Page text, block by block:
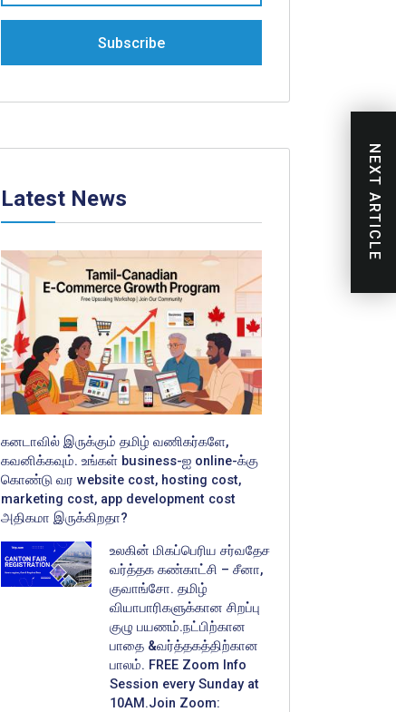
NEXT ARTICLE
Subscribe
Latest News
கனடாவில் இருக்கும் தமிழ் வணிகர்களே,
கவனிக்கவும். உங்கள் business-ஐ online-க்கு
கொண்டு வர website cost, hosting cost,
marketing cost, app development cost
அதிகமா இருக்கிறதா?
உலகின் மிகப்பெரிய சர்வதேச
வர்த்தக கண்காட்சி – சீனா,
குவாங்சோ. தமிழ்
வியாபாரிகளுக்கான சிறப்பு
குழு பயணம்.நட்பிற்கான
பாதை &வர்த்தகத்திற்கான
பாலம். FREE Zoom Info
Session every Sunday at
10AM.Join Zoom: